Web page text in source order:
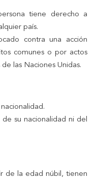
tiene derecho a
país.
contra una acción
comunes o por actos
las Naciones Unidas.
su nacionalidad ni del
de la edad núbil, tienen